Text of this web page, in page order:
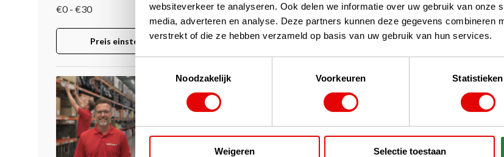
websiteverkeer te analyseren. Ook delen we informatie over uw gebruik van onze
media, adverteren en analyse. Deze partners kunnen deze gegevens combineren
verstrekt of die ze hebben verzameld op basis van uw gebruik van hun services.
Noodzakelijk
Voorkeuren Statistieken
Weigeren Selectie toestaan
€0 - €30
Preis einstellen